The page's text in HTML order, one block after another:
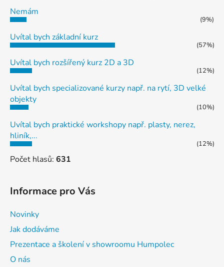
Nemám
(9%)
Uvítal bych základní kurz
(57%)
Uvítal bych rozšířený kurz 2D a 3D
(12%)
Uvítal bych specializované kurzy např. na rytí, 3D velké
objekty
(10%)
Uvítal bych praktické workshopy např. plasty, nerez,
hliník,...
(12%)
Počet hlasů: 631
Informace pro Vás
Novinky
Jak dodáváme
Prezentace a školení v showroomu Humpolec
O nás